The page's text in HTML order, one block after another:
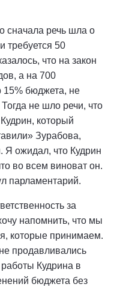
сначала речь шла о
требуется 50
что на закон
а на 700
бюджета, не
не шло речи, что
который
Зурабова,
Я ожидал, что Кудрин
во всем виноват он.
парламентарий.
за
напомнить, что мы
которые принимаем.
продавливались
Кудрина в
бюджета без